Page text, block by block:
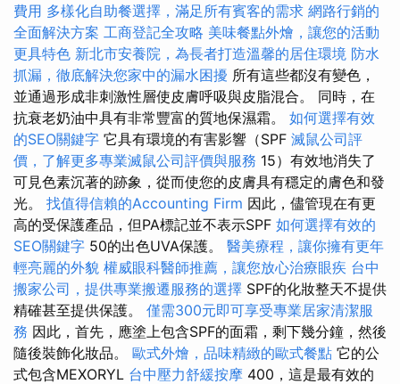
費用 多樣化自助餐選擇，滿足所有賓客的需求 網路行銷的
全面解決方案 工商登記全攻略 美味餐點外燴，讓您的活動
更具特色 新北市安養院，為長者打造溫馨的居住環境 防水
抓漏，徹底解決您家中的漏水困擾 所有這些都沒有變色，
並通過形成非刺激性層使皮膚呼吸與皮脂混合。 同時，在
抗衰老奶油中具有非常豐富的質地保濕霜。 如何選擇有效
的SEO關鍵字 它具有環境的有害影響（SPF 滅鼠公司評
價，了解更多專業滅鼠公司評價與服務 15）有效地消失了
可見色素沉著的跡象，從而使您的皮膚具有穩定的膚色和發
光。 找值得信賴的Accounting Firm 因此，儘管現在有更
高的受保護產品，但PA標記並不表示SPF 如何選擇有效的
SEO關鍵字 50的出色UVA保護。 醫美療程，讓你擁有更年
輕亮麗的外貌 權威眼科醫師推薦，讓您放心治療眼疾 台中
搬家公司，提供專業搬遷服務的選擇 SPF的化妝整天不提供
精確甚至提供保護。 僅需300元即可享受專業居家清潔服
務 因此，首先，應塗上包含SPF的面霜，剩下幾分鐘，然後
隨後裝飾化妝品。 歐式外燴，品味精緻的歐式餐點 它的公
式包含MEXORYL 台中壓力舒緩按摩 400，這是最有效的